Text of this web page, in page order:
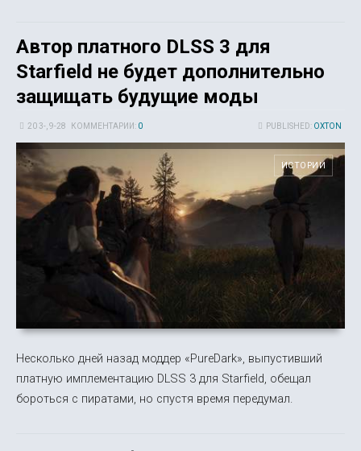
Автор платного DLSS 3 для
Starfield не будет дополнительно
защищать будущие моды
PUBLISHED: OXTON
20 3-, 9-28 КОММЕНТАРИИ: 0
ИСТОРИИ
Несколько дней назад моддер «PureDark», выпустивший
платную имплементацию DLSS 3 для Starfield, обещал
бороться с пиратами, но спустя время передумал.